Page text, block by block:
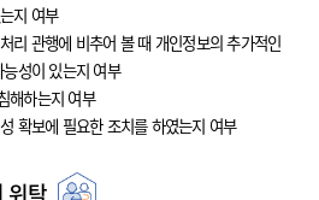
지 여부
리 관행에 비추어 볼 때 개인정보의 추가적인
성이 있는지 여부
해하는지 여부
확보에 필요한 조치를 하였는지 여부